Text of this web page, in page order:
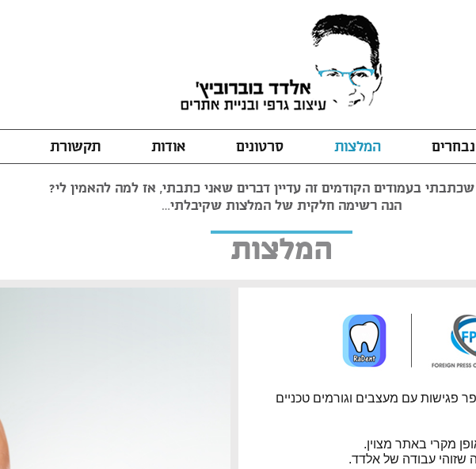
נבחרים המלצות סרטונים אודות תקשורת
בעמודים הקודמים זה עדיין דברים שאני כתבתי, אז למה להאמין לי?
הנה רשימה חלקית של המלצות שקיבלתי…
המלצות
פגישות עם מעצבים וגורמים טכניים
מקרי באתר מצוין.
שזוהי עבודה של אלדד.